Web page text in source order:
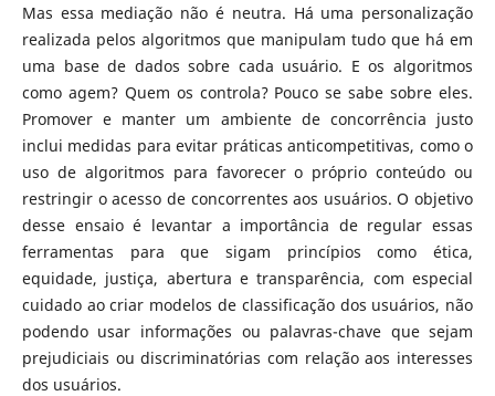
Mas essa mediação não é neutra. Há uma personalização
realizada pelos algoritmos que manipulam tudo que há em
uma base de dados sobre cada usuário. E os algoritmos
como agem? Quem os controla? Pouco se sabe sobre eles.
Promover e manter um ambiente de concorrência justo
inclui medidas para evitar práticas anticompetitivas, como o
uso de algoritmos para favorecer o próprio conteúdo ou
restringir o acesso de concorrentes aos usuários. O objetivo
desse ensaio é levantar a importância de regular essas
ferramentas para que sigam princípios como ética,
equidade, justiça, abertura e transparência, com especial
cuidado ao criar modelos de classificação dos usuários, não
podendo usar informações ou palavras-chave que sejam
prejudiciais ou discriminatórias com relação aos interesses
dos usuários.